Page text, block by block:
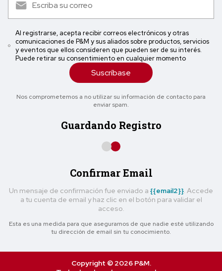
Al registrarse, acepta recibir correos electrónicos y otras
comunicaciones de P&M y sus aliados sobre productos, servicios
y eventos que ellos consideren que pueden ser de su interés.
Puede retirar su consentimiento en cualquier momento
Suscríbase
Nos comprometemos a no utilizar su información de contacto para
enviar spam.
Guardando Registro
Confirmar Email
Un mensaje de confirmación fue enviado a {{email2}}. Accede
a tu cuenta de email y haz clic en el botón para validar el
acceso.
Esta es una medida para que asegurarnos de que nadie esté utilizando
tu dirección de email sin tu conocimiento.
Copyright © 2026 P&M.